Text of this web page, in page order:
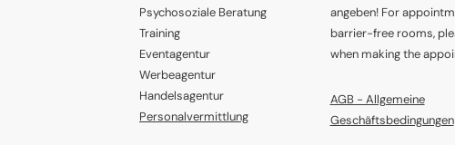
Psychosoziale Beratung
Training
Eventagentur
Werbeagentur
Handelsagentur
Personalvermittlung
angeben! For
barrier-free rooms,
when making the
AGB - Allgemeine
Geschäftsbedingungen